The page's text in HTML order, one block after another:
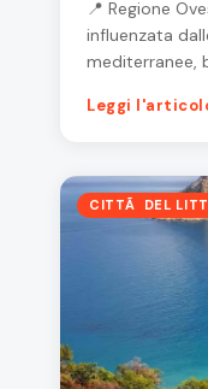
📍 Regione
influenzata
mediterranee,
Leggi
CITTÃ DEL